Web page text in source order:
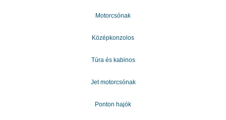
Motorcsónak
Középkonzolos
Túra és kabinos
Jet motorcsónak
Ponton hajók